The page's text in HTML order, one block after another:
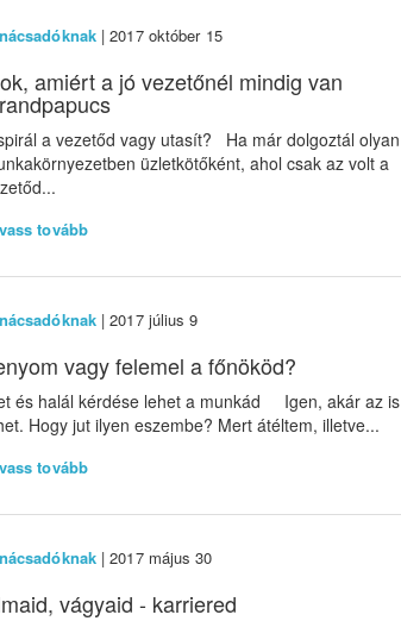
| 2017 október 15
amiért a jó vezetőnél mindig van
a vezetőd vagy utasít? Ha már dolgoztál olyan
üzletkötőként, ahol csak az volt a
tovább
| 2017 július 9
vagy felemel a főnököd?
és halál kérdése lehet a munkád Igen, akár az is
Hogy jut ilyen eszembe? Mert átéltem, illetve...
tovább
| 2017 május 30
vágyaid - karriered